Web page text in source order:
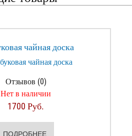
чайная доска
Отзывов (0)
Нет в наличии
1700 Руб.
ПОДРОБНЕЕ